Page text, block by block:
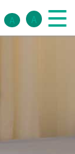
A A